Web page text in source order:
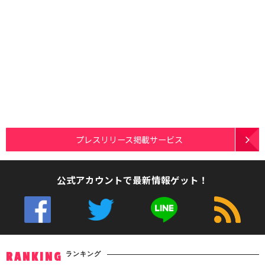
プレスリリース掲載サービス
公式アカウントで最新情報ゲット！
RANKING ランキング